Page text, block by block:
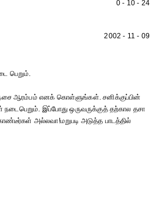
0 - 10 - 24
2002 - 11 - 09
பெறும்.
ஆரம்பம் எனக் கொள்ளுங்கள். சனிக்குப்பின்
நடைபெறும். இப்போது ஒருவருக்குத் தற்கால தசா
அல்லவா!மறுபடி அடுத்த பாடத்தில்